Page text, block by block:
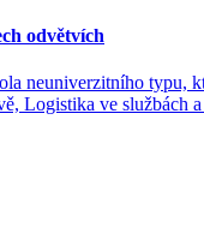
odvětvích
neuniverzitního typu,
Logistika ve